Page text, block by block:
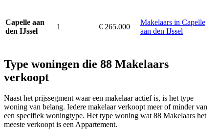
Capelle aan
den IJssel
1 € 265.000
Makelaars in Capelle
aan den IJssel
Type woningen die 88 Makelaars
verkoopt
Naast het prijssegment waar een makelaar actief is, is het type
woning van belang. Iedere makelaar verkoopt meer of minder van
een specifiek woningtype. Het type woning wat 88 Makelaars het
meeste verkoopt is een Appartement.